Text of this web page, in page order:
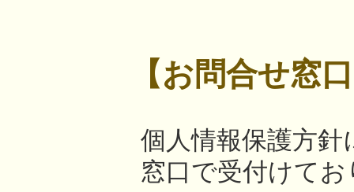
【お問合せ窓
個人情報保護方
窓口で受付けて